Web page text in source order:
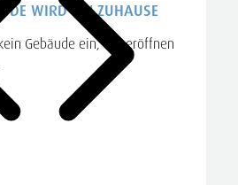
WIRD EIN ZUHAUSE
Gebäude ein, wir eröffnen